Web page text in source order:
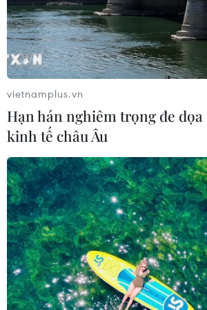
07/08/2026 10:03
An Giang: Kịp thời hỗ trợ các hộ dân
bị cháy nhà tại xóm Chăm La Ma
07/08/2026 09:52
Đồng chí Lê Quang Đạo - nhà lãnh
đạo tài năng của Đảng và cách
Việt Nam
07/08/2026 09:49
Tháo gỡ dứt điểm vướng mắc hiện
hữu dự án Nhà máy điện hạt nhân
Ninh Thuận
vietnamplus.vn
Hạn hán nghiêm trọng đe
kinh tế châu Âu